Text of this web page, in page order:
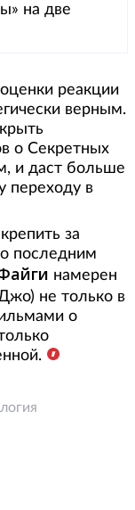
на две
реакции
верным.
о Секретных
и даст больше
переходу в
за
последним
намерен
не только в
о